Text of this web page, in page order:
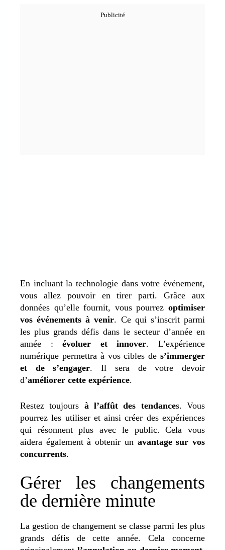
En incluant la technologie dans votre événement,
vous allez pouvoir en tirer parti. Grâce aux
données qu’elle fournit, vous pourrez optimiser
vos événements à venir. Ce qui s’inscrit parmi
les plus grands défis dans le secteur d’année en
année :évoluer et innover. L’expérience
numérique permettra à vos cibles de s’immerger
et de s’engager. Il sera de votre devoir
d’améliorer cette expérience.
Restez toujours à l’affût des tendances. Vous
pourrez les utiliser et ainsi créer des expériences
qui résonnent plus avec le public. Cela vous
aidera également à obtenir un avantage sur vos
concurrents.
Gérer les changements
de dernière minute
La gestion de changement se classe parmi les plus
grands défis de cette année. Cela concerne